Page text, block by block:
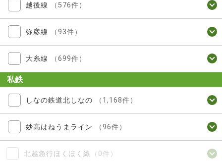
越後線 （576件）
弥彦線 （93件）
大糸線 （699件）
私鉄
しなの鉄道北しなの （1,168件）
妙高はねうまライン （96件）
北越急行ほくほく線 （0件）